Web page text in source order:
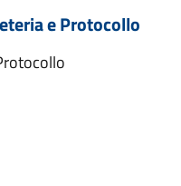
e Protocollo